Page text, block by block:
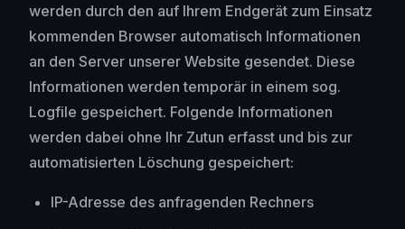
werden durch den auf Ihrem Endgerät zum Einsatz
kommenden Browser automatisch Informationen
an den Server unserer Website gesendet. Diese
Informationen werden temporär in einem sog.
Logfile gespeichert. Folgende Informationen
werden dabei ohne Ihr Zutun erfasst und bis zur
automatisierten Löschung gespeichert:
IP-Adresse des anfragenden Rechners